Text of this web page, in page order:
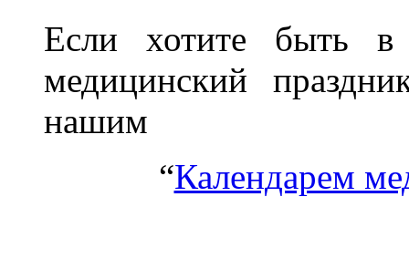
Если хотите быть в
медицинский
нашим
“Календарем